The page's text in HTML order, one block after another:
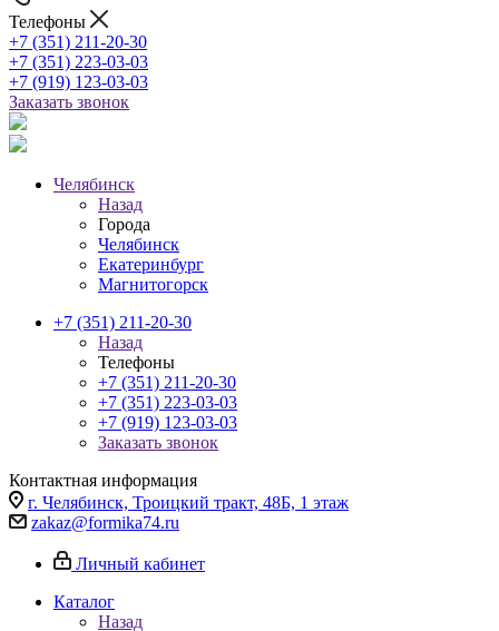
Телефоны
+7 (351) 211-20-30
+7 (351) 223-03-03
+7 (919) 123-03-03
Заказать звонок
Челябинск
Назад
Города
Челябинск
Екатеринбург
Магнитогорск
+7 (351) 211-20-30
Назад
Телефоны
+7 (351) 211-20-30
+7 (351) 223-03-03
+7 (919) 123-03-03
Заказать звонок
Контактная информация
г. Челябинск, Троицкий тракт, 48Б, 1 этаж
zakaz@formika74.ru
Личный кабинет
Каталог
Назад